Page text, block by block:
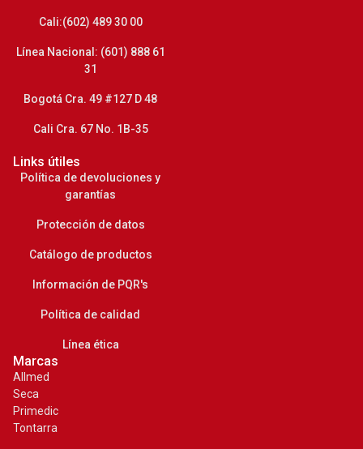
Cali:(602) 489 30 00
Línea Nacional: (601) 888 61
31
Bogotá Cra. 49 #127 D 48
Cali Cra. 67 No. 1B-35
Links útiles
Política de devoluciones y
garantías
Protección de datos
Catálogo de productos
Información de PQR's
Política de calidad
Línea ética
Marcas
Allmed
Seca
Primedic
Tontarra